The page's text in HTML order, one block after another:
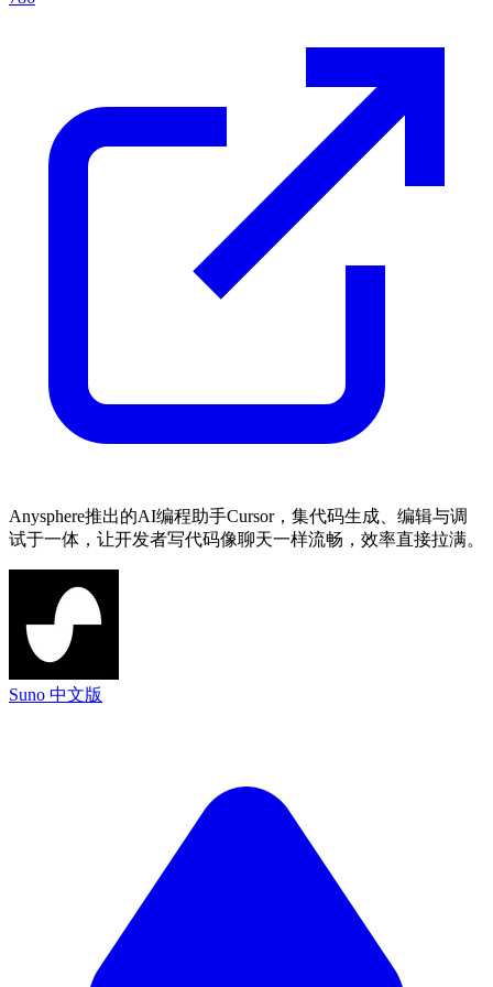
Anysphere推出的AI编程助手Cursor，集代码生成、编辑与调
试于一体，让开发者写代码像聊天一样流畅，效率直接拉满。
Suno 中文版